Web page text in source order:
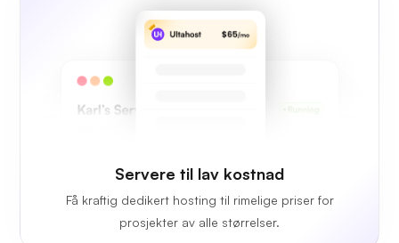
Servere til lav kostnad
Få kraftig dedikert hosting til rimelige priser for
prosjekter av alle størrelser.